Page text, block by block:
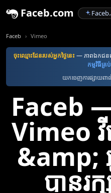
Faceb.com
Faceb Vimeo
ចុះឈ្មោះ​ដែន​របស់​អ្នក​ថ្ងៃនេះ — ភាពឯកជន
កម្មវិធី​គ្
យកចេញការផ្សាយព
Faceb
Vimeo វី
&amp;
បានរ